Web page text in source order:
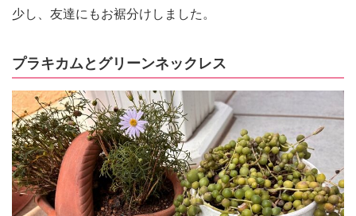
少し、友達にもお裾分けしました。
プラキカムとグリーンネックレス